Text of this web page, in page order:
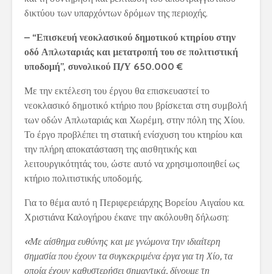
δικτύου των υπαρχόντων δρόμων της περιοχής.
– “Επισκευή νεοκλασικού δημοτικού κτηρίου στην
οδό Απλωταριάς και μετατροπή του σε πολιτιστική
υποδομή”, συνολικού Π/Υ 650.000 €
Με την εκτέλεση του έργου θα επισκευαστεί το
νεοκλασικό δημοτικό κτήριο που βρίσκεται στη συμβολή
των οδών Απλωταριάς και Χωρέμη, στην πόλη της Χίου.
Το έργο προβλέπει τη στατική ενίσχυση του κτηρίου και
την πλήρη αποκατάσταση της αισθητικής και
λειτουργικότητάς του, ώστε αυτό να χρησιμοποιηθεί ως
κτήριο πολιτιστικής υποδομής.
Για το θέμα αυτό η Περιφερειάρχης Βορείου Αιγαίου κα.
Χριστιάνα Καλογήρου έκανε την ακόλουθη δήλωση:
«Με αίσθημα ευθύνης και με γνώμονα την ιδιαίτερη
σημασία που έχουν τα συγκεκριμένα έργα για τη Χίο, τα
οποία έχουν καθυστερήσει σημαντικά, δίνουμε τη